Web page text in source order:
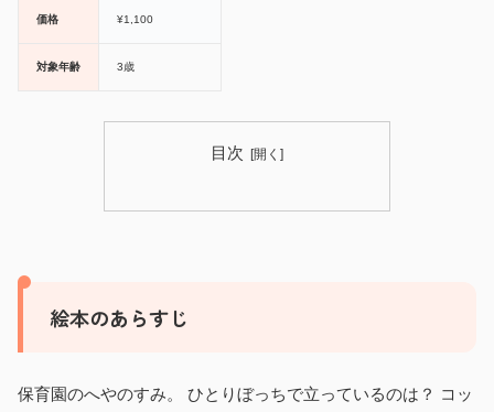
価格 ¥1,100
対象年齢 3歳
目次
絵本のあらすじ
保育園のへやのすみ。 ひとりぼっちで立っているのは？ コッ